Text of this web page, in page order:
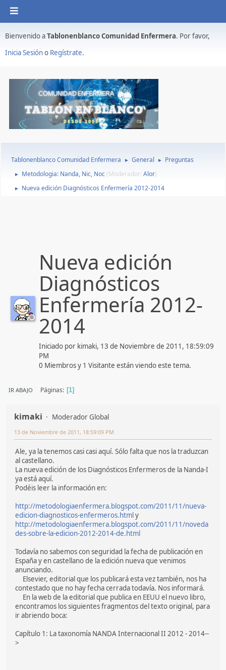
Bienvenido aTablonenblanco Comunidad Enfermera. Por favor,
Inicia Sesióno Regístrate.
Tablonenblanco Comunidad Enfermera ► General ► Preguntas
► Metodologia: Nanda, Nic, Noc (Moderador: Alor)
► Nueva edición Diagnósticos Enfermería 2012-2014
Nueva edición
Diagnósticos
Enfermería 2012-
2014
Iniciado por kimaki, 13 de Noviembre de 2011, 18:59:09
PM
0 Miembros y 1 Visitante están viendo este tema.
IR ABAJO Páginas 1
kimaki Moderador Global
13 de Noviembre de 2011, 18:59:09 PM
Ale, ya la tenemos casi casi aquí. Sólo falta que nos la traduzcan
al castellano.
La nueva edición de los Diagnósticos Enfermeros de la Nanda-I
ya está aquí.
Podéis leer la información en:
http://metodologiaenfermera.blogspot.com/2011/11/nueva-
edicion-diagnosticos-enfermeros.htmly
http://metodologiaenfermera.blogspot.com/2011/11/noveda
des-sobre-la-edicion-2012-2014-de.html
Todavía no sabemos con seguridad la fecha de publicación en
España y en castellano de la edición nueva que venimos
anunciando.
Elsevier, editorial que los publicará esta vez también, nos ha
contestado que no hay fecha cerrada todavía. Nos informará.
En la web de la editorial que publica en EEUU el nuevo libro,
encontramos los siguientes fragmentos del texto original, para
ir abriendo boca:
Capítulo 1: La taxonomía NANDA Internacional II 2012 - 2014--
>